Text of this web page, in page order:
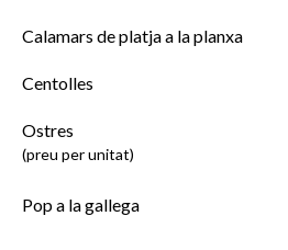
Calamars de platja a la planxa
Centolles
Ostres
(preu per unitat)
Pop a la gallega